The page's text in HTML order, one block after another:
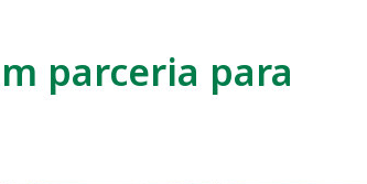
parceria para